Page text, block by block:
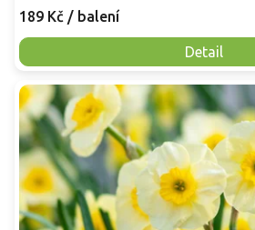
189 Kč / balení
Detail